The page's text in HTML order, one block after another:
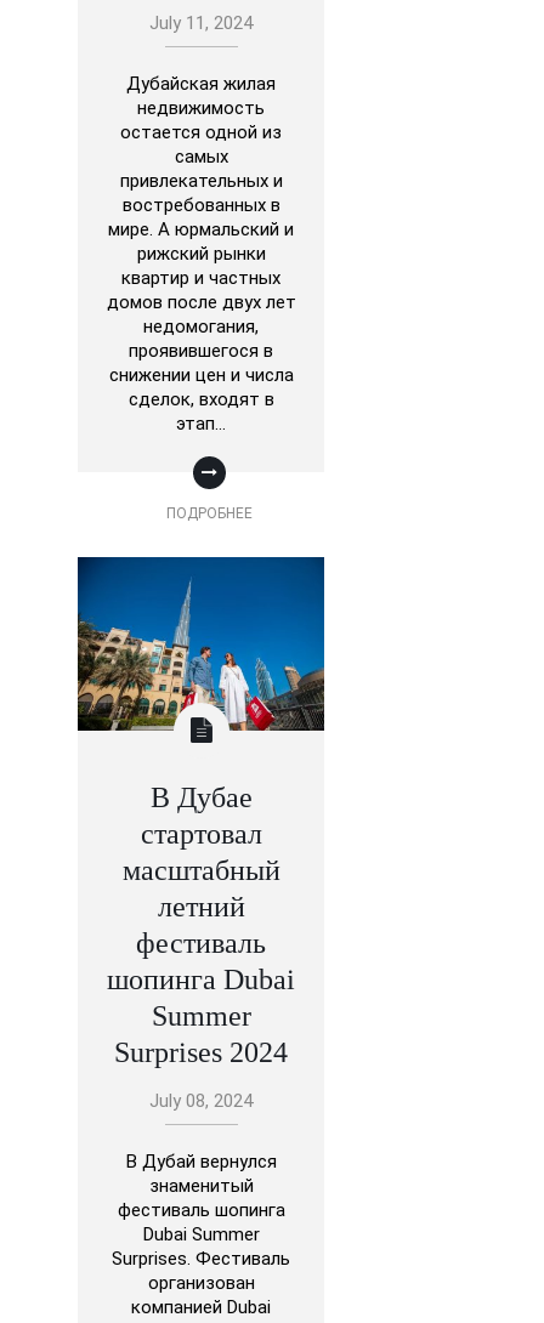
July 11, 2024
Дубайская жилая
недвижимость
остается одной из
самых
привлекательных и
востребованных в
мире. А юрмальский и
рижский рынки
квартир и частных
домов после двух лет
недомогания,
проявившегося в
снижении цен и числа
сделок, входят в
этап…
ПОДРОБНЕЕ
В Дубае
стартовал
масштабный
летний
фестиваль
шопинга Dubai
Summer
Surprises 2024
July 08, 2024
В Дубай вернулся
знаменитый
фестиваль шопинга
Dubai Summer
Surprises. Фестиваль
организован
компанией Dubai